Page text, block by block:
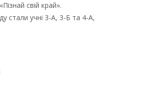
свій край».
стали учні 3-А, 3-Б та 4-А,